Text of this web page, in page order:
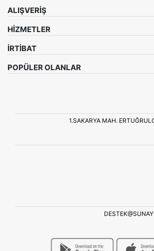
ALIŞVERİŞ
HİZMETLER
İRTİBAT
POPÜLER OLANLAR
1.SAKARYA MAH.